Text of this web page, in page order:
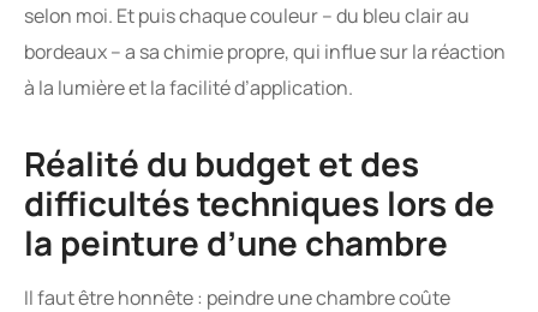
selon moi. Et puis chaque couleur – du bleu clair au
bordeaux – a sa chimie propre, qui influe sur la réaction
à la lumière et la facilité d’application.
Réalité du budget et des
difficultés techniques lors de
la peinture d’une chambre
Il faut être honnête : peindre une chambre coûte